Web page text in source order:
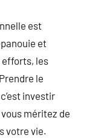
est
et
efforts, les
le
investir
vous méritez de
votre vie.